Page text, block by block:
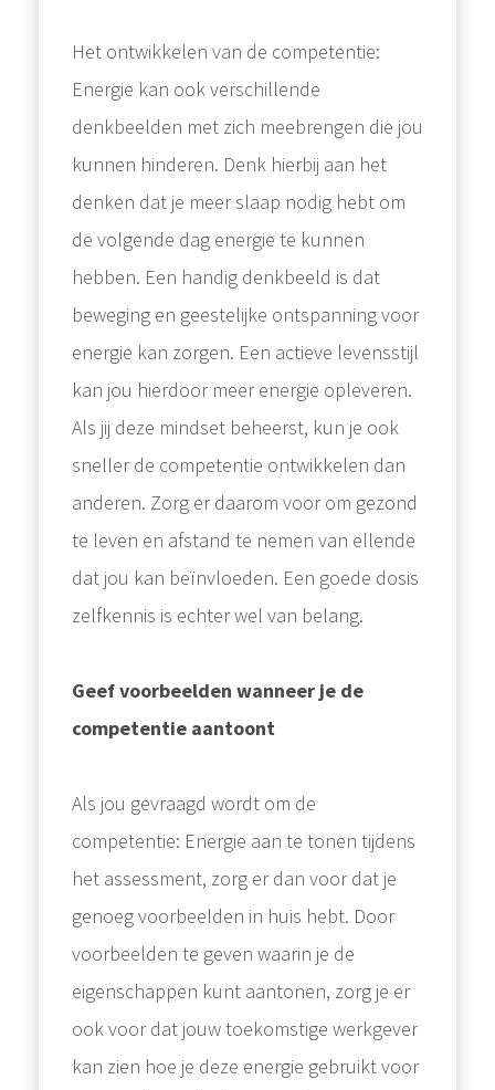
Het ontwikkelen van de competentie:
Energie kan ook verschillende
denkbeelden met zich meebrengen die jou
kunnen hinderen. Denk hierbij aan het
denken dat je meer slaap nodig hebt om
de volgende dag energie te kunnen
hebben. Een handig denkbeeld is dat
beweging en geestelijke ontspanning voor
energie kan zorgen. Een actieve levensstijl
kan jou hierdoor meer energie opleveren.
Als jij deze mindset beheerst, kun je ook
sneller de competentie ontwikkelen dan
anderen. Zorg er daarom voor om gezond
te leven en afstand te nemen van ellende
dat jou kan beïnvloeden. Een goede dosis
zelfkennis is echter wel van belang.
Geef voorbeelden wanneer je de
competentie aantoont
Als jou gevraagd wordt om de
competentie: Energie aan te tonen tijdens
het assessment, zorg er dan voor dat je
genoeg voorbeelden in huis hebt. Door
voorbeelden te geven waarin je de
eigenschappen kunt aantonen, zorg je er
ook voor dat jouw toekomstige werkgever
kan zien hoe je deze energie gebruikt voor